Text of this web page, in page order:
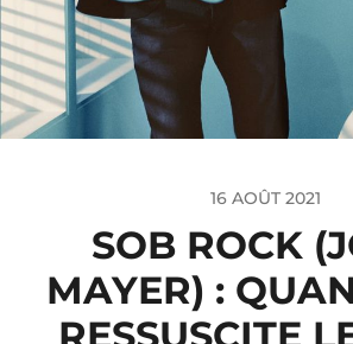
16 AOÛT 2021
SOB ROCK
MAYER) :